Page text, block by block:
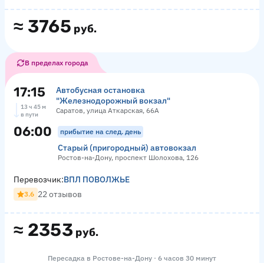
≈ 3765 руб.
В пределах города
17:15
Автобусная остановка
"Железнодорожный вокзал"
Саратов, улица Аткарская, 66А
13 ч 45 м
в пути
06:00 прибытие на след. день
Старый (пригородный) автовокзал
Ростов-на-Дону, проспект Шолохова, 126
≈ 2353 руб.
Перевозчик:ВПЛ ПОВОЛЖЬЕ
3.6 22 отзывов
Пересадка в Ростове-на-Дону · 6 часов 30 минут